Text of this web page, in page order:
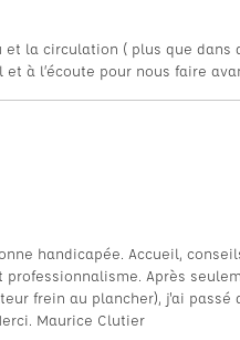
la circulation ( plus que dans
à l’écoute pour nous faire
handicapée. Accueil,
Après
frein au plancher), j'ai passé
Maurice Clutier